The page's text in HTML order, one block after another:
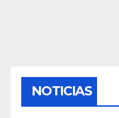
NOTICIAS